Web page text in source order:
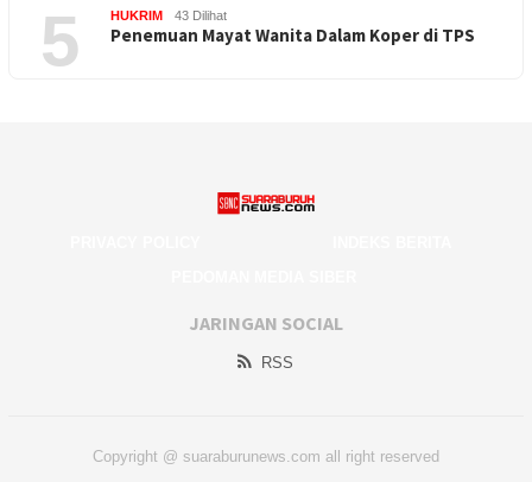
5 HUKRIM 43 Dilihat
Penemuan Mayat Wanita Dalam Koper di TPS
JARINGAN SOCIAL
RSS
Copyright @ suaraburunews.com all right reserved